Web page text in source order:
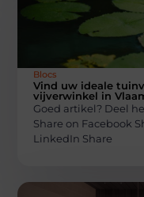
Blocs
Vind uw ideale
vijverwinkel in
Goed artikel? Deel
Share on Facebook
LinkedIn Share